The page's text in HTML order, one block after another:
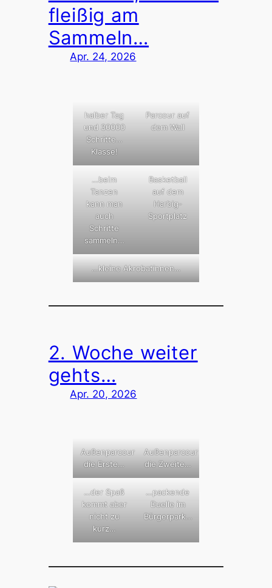
fleißig am
Sammeln…
Apr. 24, 2026
halber Tag
und 30000
Schritte…
Klasse!
Parcour auf
dem Wall
…beim
Tanzen
kann man
auch
Schritte
sammeln…
Basketball
auf dem
Harbig-
Sportplatz
…kleine Akrobatinnen…
2. Woche weiter
gehts…
Apr. 20, 2026
Außenparcour
die Erste…
Außenparcour
die Zweite…
…der Spaß
kommt aber
nicht zu
kurz…
…packende
Duelle im
Bürgerpark…